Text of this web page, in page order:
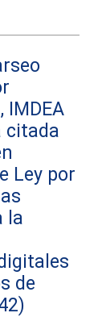
IMDEA
citada
Ley por
la
de